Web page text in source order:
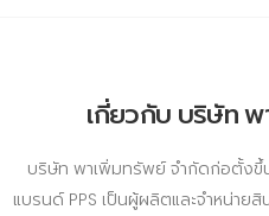
เกี่ยวกับ บริษัท
บริษัท พาเพิ่มทรัพย์ จำกัดก่อตั้งขึ้
แบรนด์ PPS เป็นผู้ผลิตและจําหน่า